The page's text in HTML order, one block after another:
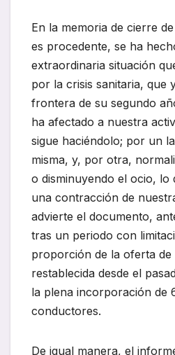
En la memoria de cierre
es procedente, se ha
extraordinaria situación
por la crisis sanitaria, que
frontera de su segundo
ha afectado a nuestra
sigue haciéndolo; por un
misma, y, por otra,
o disminuyendo el ocio, lo
una contracción de
advierte el documento,
tras un periodo con
proporción de la oferta de
restablecida desde el
la plena incorporación de
conductores.
De igual manera, el